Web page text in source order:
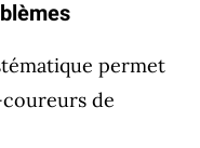
permet
de